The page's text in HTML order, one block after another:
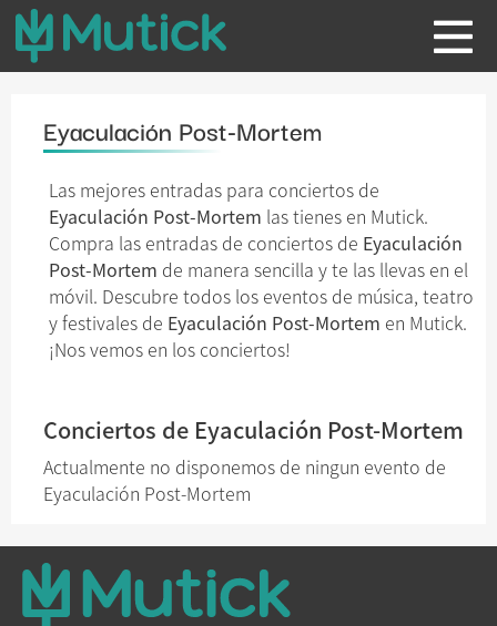
Eyaculación Post-Mortem
Las mejores entradas para conciertos de
Eyaculación Post-Mortem las tienes en Mutick.
Compra las entradas de conciertos de Eyaculación
Post-Mortem de manera sencilla y te las llevas en el
móvil. Descubre todos los eventos de música, teatro
y festivales de Eyaculación Post-Mortem en Mutick.
¡Nos vemos en los conciertos!
Conciertos de Eyaculación Post-Mortem
Actualmente no disponemos de ningun evento de
Eyaculación Post-Mortem